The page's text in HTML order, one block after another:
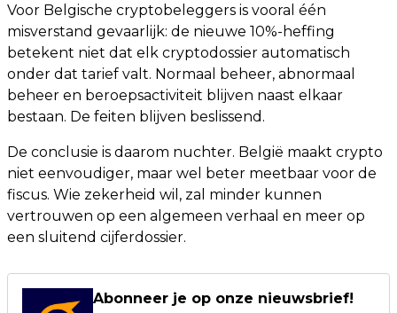
Voor Belgische cryptobeleggers is vooral één
misverstand gevaarlijk: de nieuwe 10%-heffing
betekent niet dat elk cryptodossier automatisch
onder dat tarief valt. Normaal beheer, abnormaal
beheer en beroepsactiviteit blijven naast elkaar
bestaan. De feiten blijven beslissend.
De conclusie is daarom nuchter. België maakt crypto
niet eenvoudiger, maar wel beter meetbaar voor de
fiscus. Wie zekerheid wil, zal minder kunnen
vertrouwen op een algemeen verhaal en meer op
een sluitend cijferdossier.
Abonneer je op onze nieuwsbrief!